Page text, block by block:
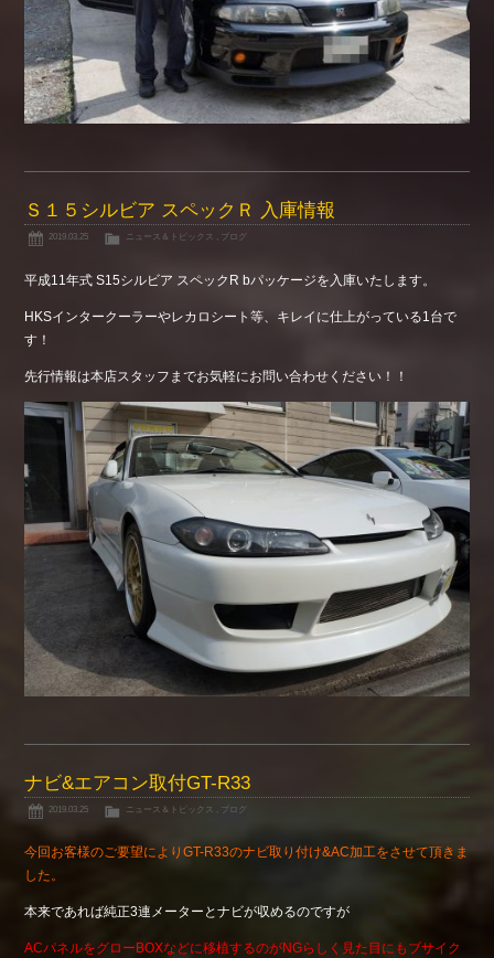
Ｓ１５シルビア スペックＲ 入庫情報
2019.03.25 ニュース＆トピックス , ブログ
平成11年式 S15シルビア スペックR bパッケージを入庫いたします。
HKSインタークーラーやレカロシート等、キレイに仕上がっている1台で
す！
先行情報は本店スタッフまでお気軽にお問い合わせください！！
ナビ&エアコン取付GT-R33
2019.03.25 ニュース＆トピックス ブログ
今回お客様のご要望によりGT-R33のナビ取り付け&AC加工をさせて頂きま
した。
本来であれば純正3連メーターとナビが収めるのですが
ACパネルをグローBOXなどに移植するのがNGらしく見た目にもブサイク